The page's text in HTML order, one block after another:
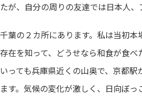
が、自分の周りの友達では日本人、
葉の２カ所にあります。私は当初
在を知って、どうせなら和食が食
っても兵庫県近くの山奥で、京都
す。気候の変化が激しく、日向ぼ